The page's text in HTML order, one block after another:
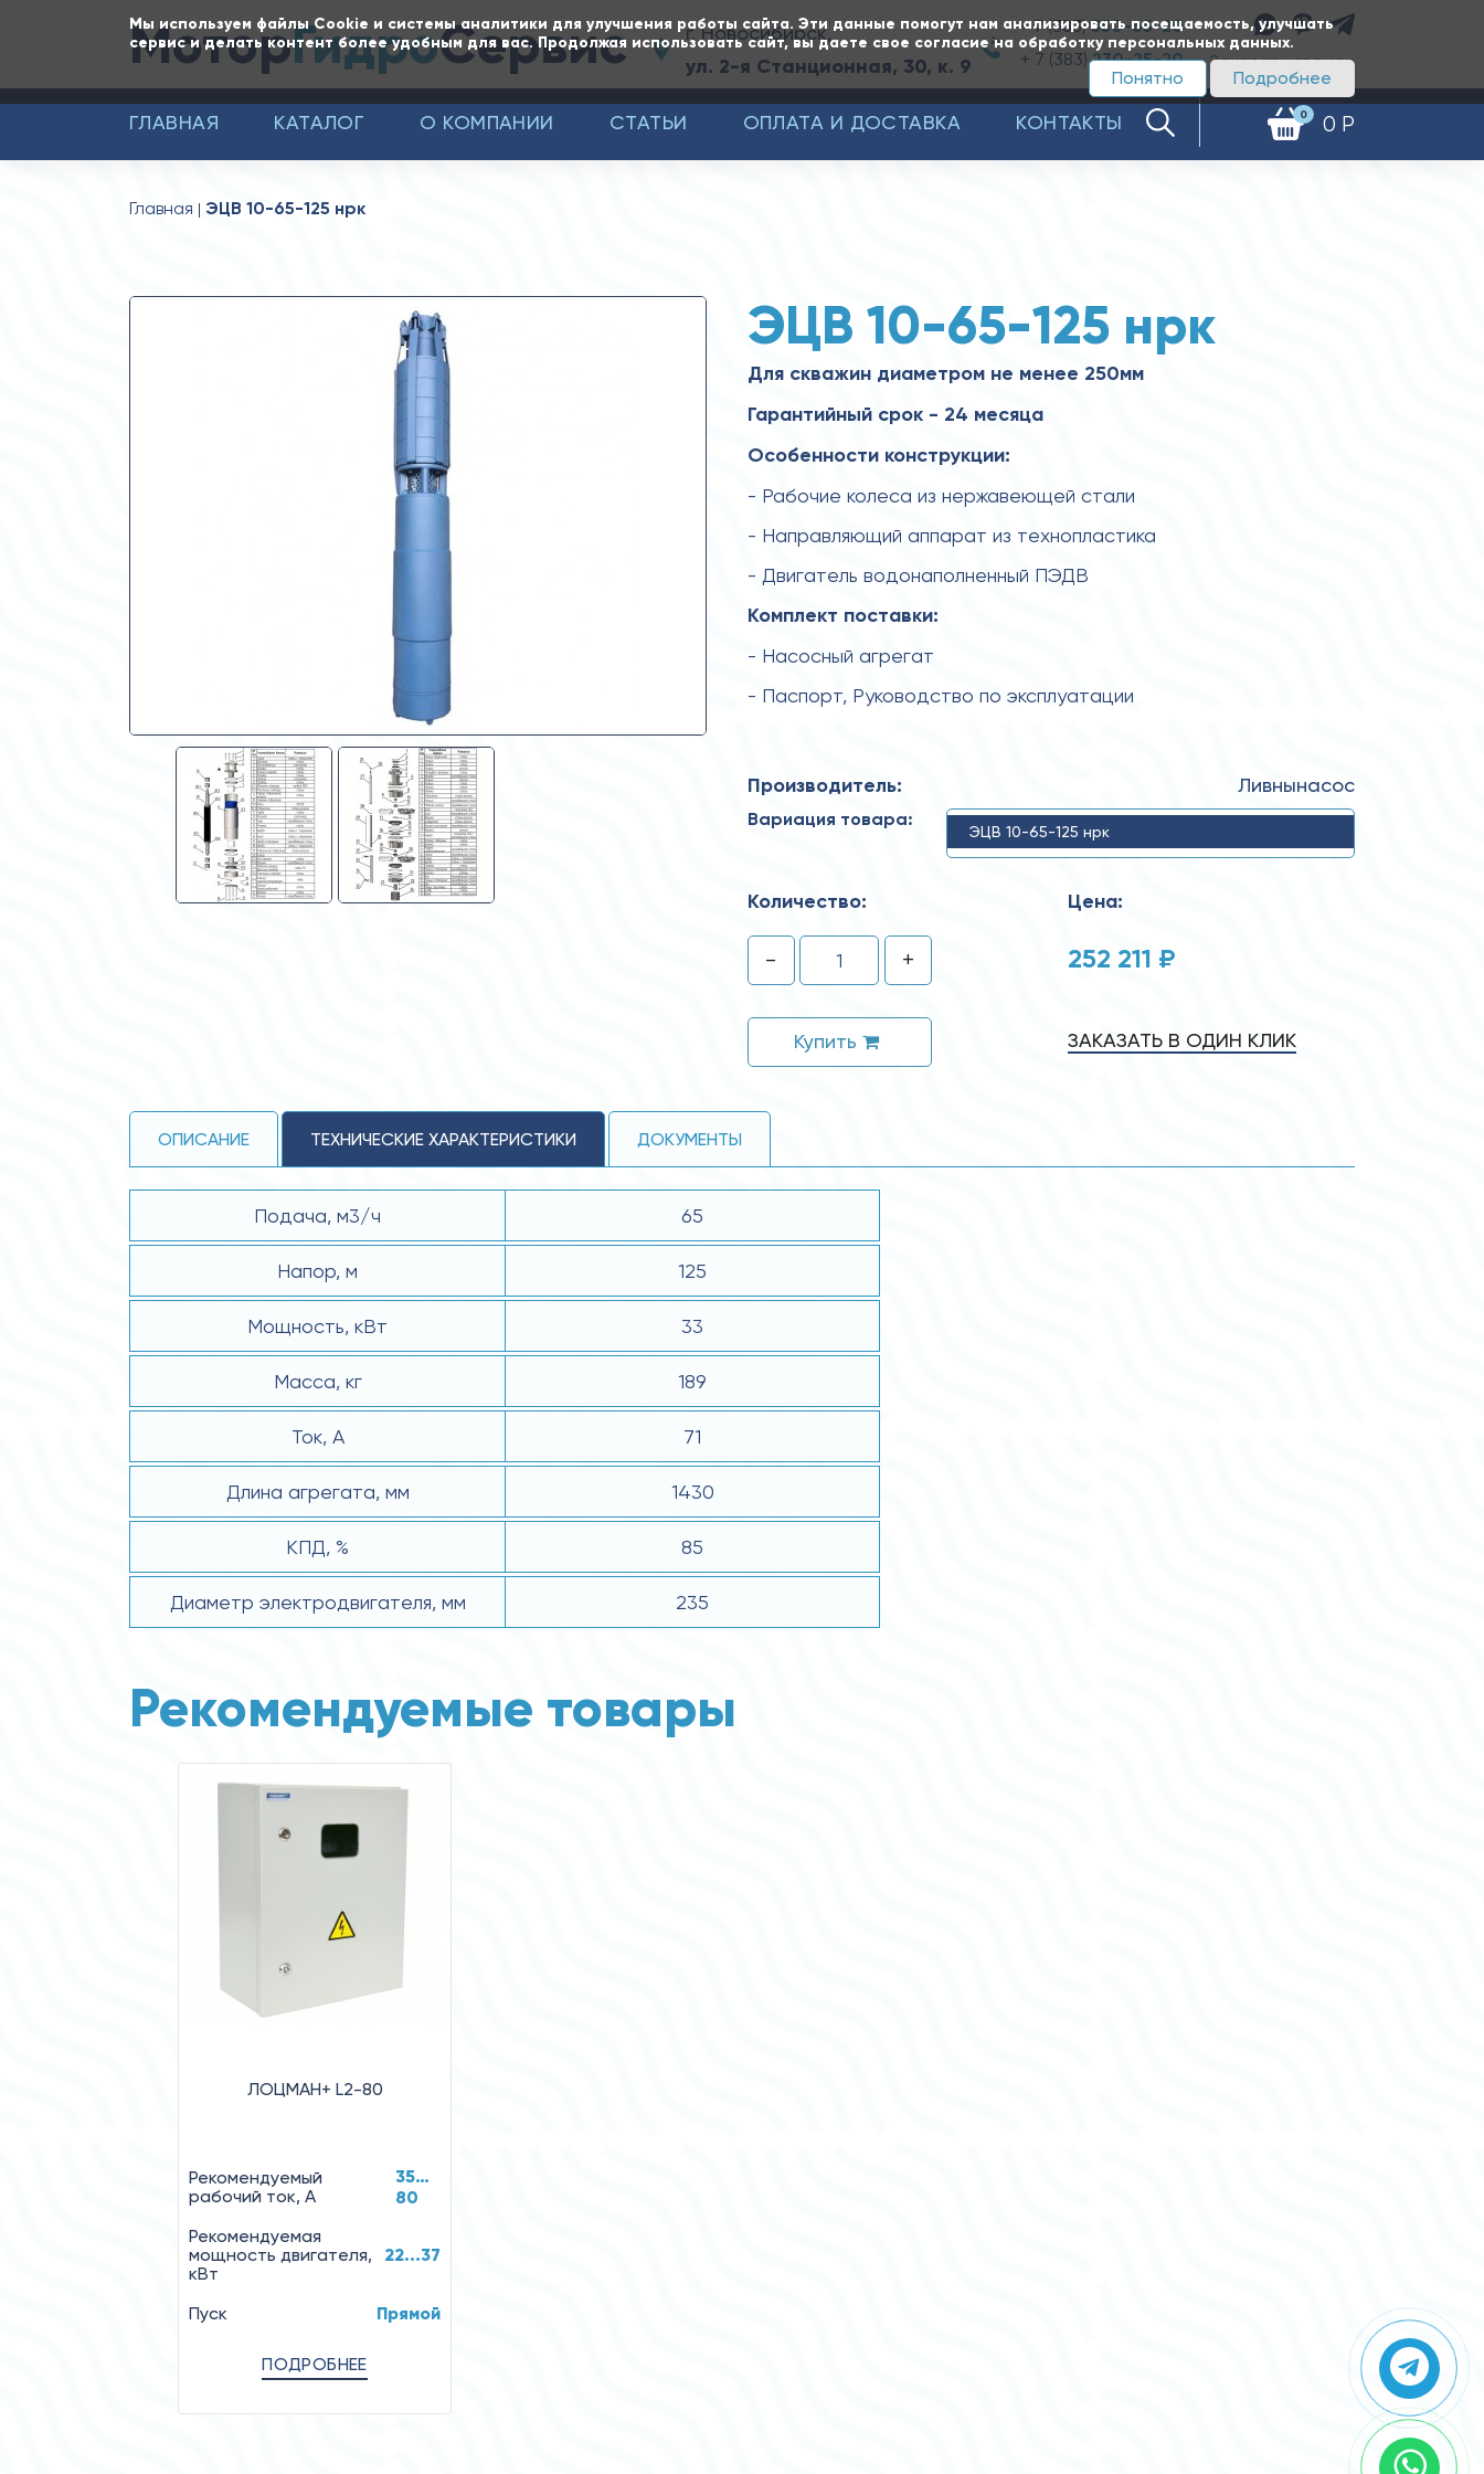
Мы используем файлы Cookie и системы аналитики для улучшения работы сайта. Эти данные помогут нам анализировать посещаемость, улучшать
сервис и делать контент более удобным для вас. Продолжая использовать сайт, вы даете свое согласие на обработку персональных данных.
Подробнее
Понятно
МоторГидроСервис г. Новосибирск,
ул. 2-я Станционная, 30, к. 9
+ 7 (383)350-65-20
+ 7 (383)230-25-20 Заказать звонок
0 0 Р
ГЛАВНАЯ КАТАЛОГ О КОМПАНИИ СТАТЬИ ОПЛАТА И ДОСТАВКА КОНТАКТЫ
Главная ЭЦВ 10-65-125 нрк
ЭЦВ 10-65-125 нрк
Для скважин диаметром не менее 250мм
Гарантийный срок - 24 месяца
Особенности конструкции:
- Рабочие колеса из нержавеющей стали
- Направляющий аппарат из технопластика
- Двигатель водонаполненный ПЭДВ
Комплект поставки:
- Насосный агрегат
- Паспорт, Руководство по эксплуатации
Производитель: Ливнынасос
Вариация товара:
ЭЦВ 10-65-125 нрк
Количество:
- +
Купить
Цена:
252 211 ₽
ЗАКАЗАТЬ В ОДИН КЛИК
ОПИСАНИЕ ТЕХНИЧЕСКИЕ ХАРАКТЕРИСТИКИ ДОКУМЕНТЫ
Подача, м3/ч 65
Напор, м 125
Мощность, кВт 33
Масса, кг 189
Ток, А 71
Длина агрегата, мм 1430
КПД, % 85
Диаметр электродвигателя, мм 235
Рекомендуемые товары
ЛОЦМАН+ L2-80
Рекомендуемый
рабочий ток, А
35…
80
Рекомендуемая
мощность двигателя,
кВт
22...37
Пуск Прямой
ПОДРОБНЕЕ